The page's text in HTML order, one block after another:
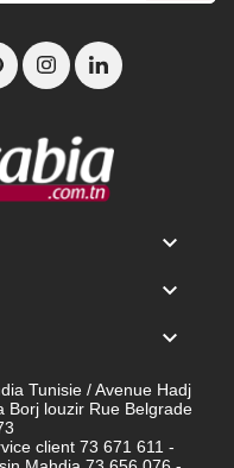



Tunisie / Avenue Hadj
Borj louzir Rue Belgrade
client 73 671 611 -